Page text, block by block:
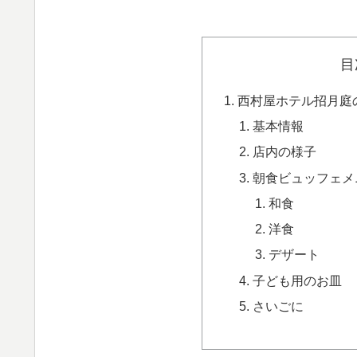
西村屋ホテル招月
基本情報
店内の様子
朝食ビュッフェ
和食
洋食
デザート
子ども用のお皿
さいごに